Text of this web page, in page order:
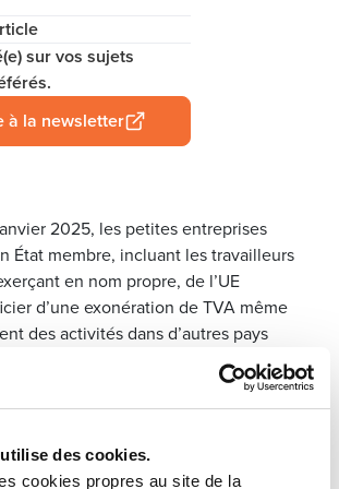
des cookies.
cookies propres au site de la
sur vos sujets
à la newsletter
2025, les petites entreprises
État membre, incluant les travailleurs
en nom propre, de l’UE
d’une exonération de TVA même
des activités dans d’autres pays
: encourager le commerce
en allégeant les obligations
de franchise de TVA
: